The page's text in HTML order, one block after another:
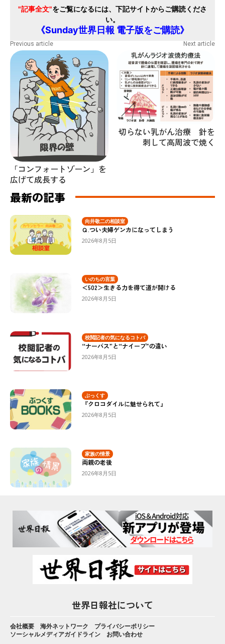
"記事全文"をご覧になるには、下記サイトからご購読くださ
い。
《Sunday世界日報 電子版をご購読》
Previous article
「コンフォートゾーン」を
広げて成長する
Next article
切らない乳がん治療 針を
刺して高周波で焼く
最新の記事
向井敬二の相談室
Ｑ.つい夫婦ゲンカになってしまう
2026年8月5日
いのちの言葉
＜502＞生きる力を得て道が開ける
2026年8月5日
校閲記者の気になるコトバ
“ナーバス”と“ナイーブ”の違い
2026年8月5日
ぶっくす
『クロコダイルに魅せられて』
2026年8月5日
家族の情景
両親の老後
2026年8月5日
世界日報社について
会社概要 海外ネットワーク
プライバシーポリシー
ソーシャルメディアガイドライン
お問い合わせ